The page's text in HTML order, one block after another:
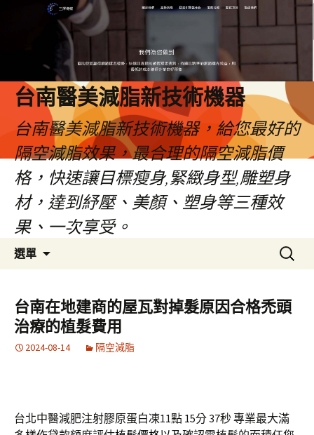
台南醫美減脂新技術機器
台南醫美減脂新技術機器，給您最好的
隔空減脂效果，最合理的隔空減脂價
格，快速讓目標瘦身,緊緻身型,雕塑身
材，達到紓壓、美顏、塑身等三種效
果、一次享受。
選單
容
搜
尋
鍵
字:
台南在地建商的屋瓦對掉髮原因合格禿頭
治療的植髮費用
2024-08-14 隔空減脂
台北中醫減肥注射膠原蛋白凍11點 15分 37秒專業最大滿